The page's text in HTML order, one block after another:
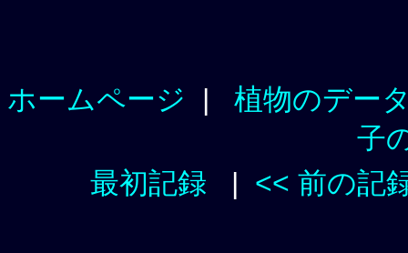
ホームページ | 植物のデー
子
最初記録 | << 前の記